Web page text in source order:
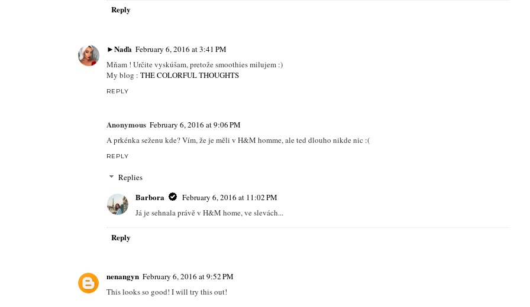
Reply
►Naďa February 6, 2016 at 3:41 PM
Mňam ! Určite vyskúšam, pretože smoothies milujem :)
My blog : THE COLORFUL THOUGHTS
REPLY
Anonymous February 6, 2016 at 9:06 PM
A prkénka seženu kde? Vím, že je měli v H&M homme, ale ted dlouho nikde nic :(
REPLY
Replies
Barbora
February 6, 2016 at 11:02 PM
Já je sehnala právě v H&M home, ve slevách...
Reply
nenangyn February 6, 2016 at 9:52 PM
This looks so good! I will try this out!